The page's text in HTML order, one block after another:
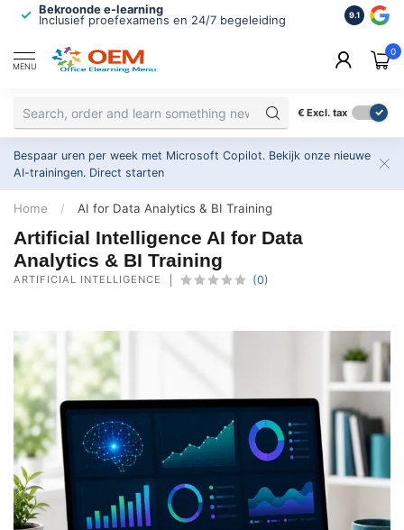
ISO 9001 & 27001 werkwijze
2.500+ organisaties gingen u voor
Altijd op
9.1
MENU
0
€ Excl. tax
Bespaar uren per week met Microsoft Copilot. Bekijk onze nieuwe
AI-trainingen. Direct starten
Home / AI for Data Analytics & BI Training
Artificial Intelligence AI for Data
Analytics & BI Training
ARTIFICIAL INTELLIGENCE (0)